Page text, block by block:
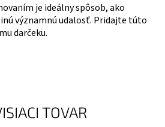
TOVAR
je ideálny spôsob, ako
významnú udalosť. Pridajte túto
darčeku.